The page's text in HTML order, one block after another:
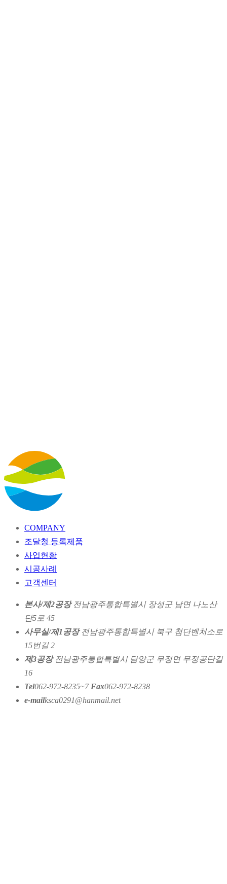
COMPANY
조달청 등록제품
사업현황
시공사례
고객센터
본사/제2공장전남광주통합특별시 장성군 남면 나노산
단5로 45
사무실/제1공장전남광주통합특별시 북구 첨단벤처소로
15번길 2
제3공장전남광주통합특별시 담양군 무정면 무정공단길
16
Tel062-972-8235~7 Fax062-972-8238
e-mailksca0291@hanmail.net